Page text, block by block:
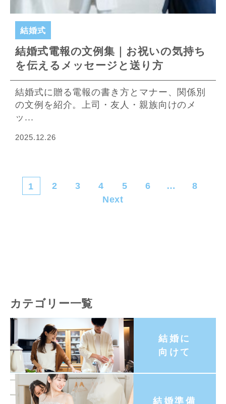
結婚式
結婚式電報の文例集｜お祝いの気持ち
を伝えるメッセージと送り方
結婚式に贈る電報の書き方とマナー、関係別
の文例を紹介。上司・友人・親族向けのメ
ッ...
2025.12.26
1 2 3 4 5 6 …
8
Next
カテゴリー一覧
結婚に
向けて
結婚準備